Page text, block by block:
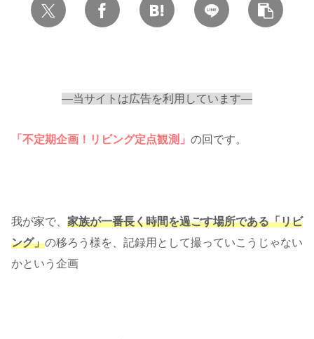
—当サイトは広告を利用しています—
「不定期企画！リビング定点観測」 の回です。
我が家で、 家族が一番長く時間を過ごす場所である「リビ
ング」の移ろう様を、記録用として撮っていこうじゃない
かという企画